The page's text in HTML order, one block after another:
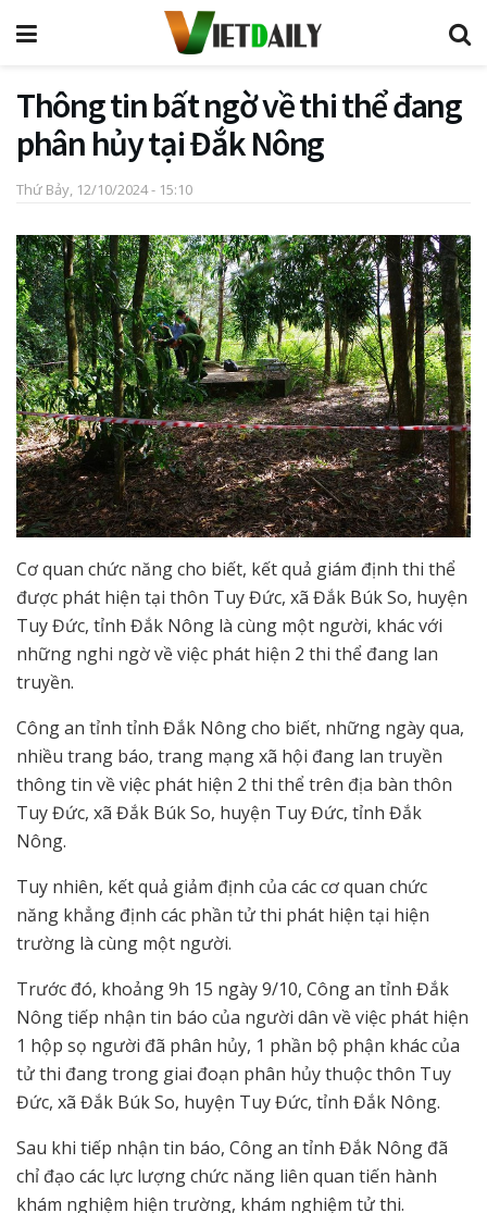
Thông tin bất ngờ về thi thể đang
phân hủy tại Đắk Nông
Thứ Bảy, 12/10/2024 - 15:10
Cơ quan chức năng cho biết, kết quả giám định thi thể
được phát hiện tại thôn Tuy Đức, xã Đắk Búk So, huyện
Tuy Đức, tỉnh Đắk Nông là cùng một người, khác với
những nghi ngờ về việc phát hiện 2 thi thể đang lan
truyền.
Công an tỉnh tỉnh Đắk Nông cho biết, những ngày qua,
nhiều trang báo, trang mạng xã hội đang lan truyền
thông tin về việc phát hiện 2 thi thể trên địa bàn thôn
Tuy Đức, xã Đắk Búk So, huyện Tuy Đức, tỉnh Đắk
Nông.
Tuy nhiên, kết quả giảm định của các cơ quan chức
năng khẳng định các phần tử thi phát hiện tại hiện
trường là cùng một người.
Trước đó, khoảng 9h 15 ngày 9/10, Công an tỉnh Đắk
Nông tiếp nhận tin báo của người dân về việc phát hiện
1 hộp sọ người đã phân hủy, 1 phần bộ phận khác của
tử thi đang trong giai đoạn phân hủy thuộc thôn Tuy
Đức, xã Đắk Búk So, huyện Tuy Đức, tỉnh Đắk Nông.
Sau khi tiếp nhận tin báo, Công an tỉnh Đắk Nông đã
chỉ đạo các lực lượng chức năng liên quan tiến hành
khám nghiệm hiện trường, khám nghiệm tử thi.